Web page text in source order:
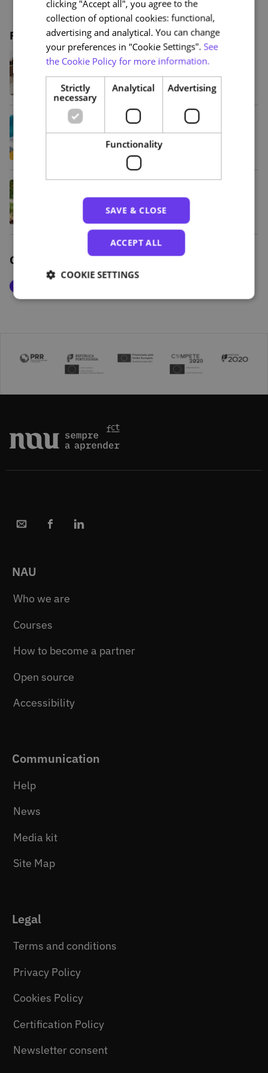
Related posts
Crescimento, inovação e novos
serviços: os resultados do PRR na
NAU
Verão Sempre a Aprender: aproveite
as férias para desenvolver novas
competências
De Shakespeare ao TikTok: como o
“storytelling” evoluiu (e porque
continua a funcionar)
Other categories of articles
NAU
Who we are
Courses
How to become a partner
Open source
Accessibility
Communication
Help
News
Media kit
Site Map
Legal
Terms and conditions
Privacy Policy
Cookies Policy
Certification Policy
Newsletter consent
clicking "Accept all", you agree to the
collection of optional cookies: functional,
advertising and analytical. You can change
your preferences in "Cookie Settings". See
the Cookie Policy for more information.
Strictly
necessary
Analytical Advertising
Functionality
SAVE & CLOSE
ACCEPT ALL
COOKIE SETTINGS